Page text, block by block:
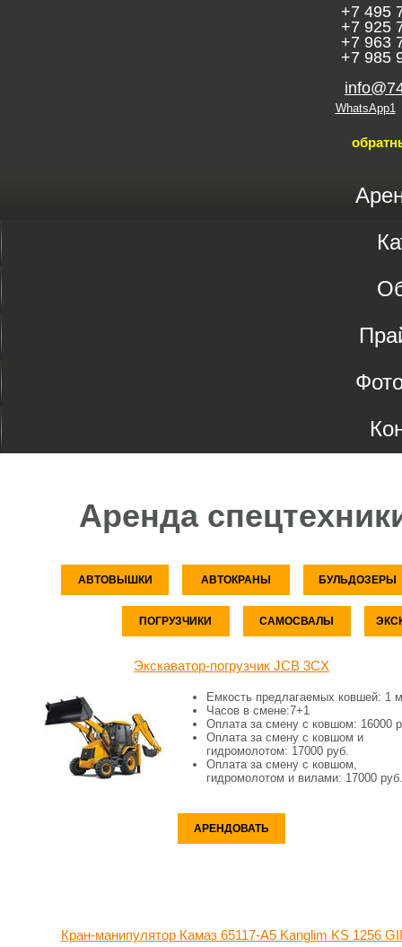
+7 495
+7 925
+7 963
+7 985
WhatsApp1
Аренда
АВТОВЫШКИ АВТОКРАНЫ БУЛЬДОЗЕРЫ
ПОГРУЗЧИКИ САМОСВАЛЫ
Экскаватор-погрузчик JCB 3CX
Емкость предлагаемых ковшей: 1
Часов в смене:7+1
Оплата за смену c ковшом: 16000
Оплата за смену c ковшом и
гидромолотом: 17000 руб.
Оплата за смену c ковшом,
гидромолотом и вилами: 17000 руб.
АРЕНДОВАТЬ
Кран-манипулятор Камаз 65117-A5 Kanglim KS 1256 GII